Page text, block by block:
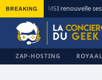
BREAKING MSI renouvelle
ZAP-HOSTING